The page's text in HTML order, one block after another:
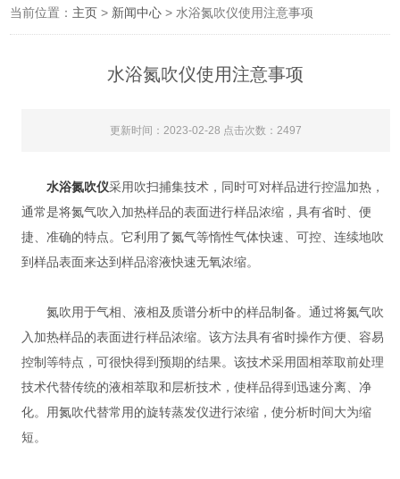
当前位置： 主页 > 新闻中心 > 水浴氮吹仪使用注意事项
水浴氮吹仪使用注意事项
更新时间：2023-02-28 点击次数：2497
水浴氮吹仪采用吹扫捕集技术，同时可对样品进行控温加热，
通常是将氮气吹入加热样品的表面进行样品浓缩，具有省时、便
捷、准确的特点。它利用了氮气等惰性气体快速、可控、连续地吹
到样品表面来达到样品溶液快速无氧浓缩。
氮吹用于气相、液相及质谱分析中的样品制备。通过将氮气吹
入加热样品的表面进行样品浓缩。该方法具有省时操作方便、容易
控制等特点，可很快得到预期的结果。该技术采用固相萃取前处理
技术代替传统的液相萃取和层析技术，使样品得到迅速分离、净
化。用氮吹代替常用的旋转蒸发仪进行浓缩，使分析时间大为缩
短。